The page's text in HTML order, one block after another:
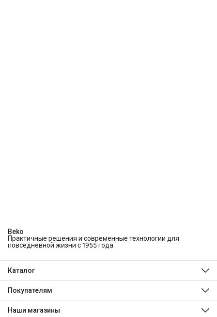
Beko
Практичные решения и современные технологии для
повседневной жизни с 1955 года
Каталог
Стиральные и сушильные машины
Варочные панели
Покупателям
Технологии Beko
Наши магазины